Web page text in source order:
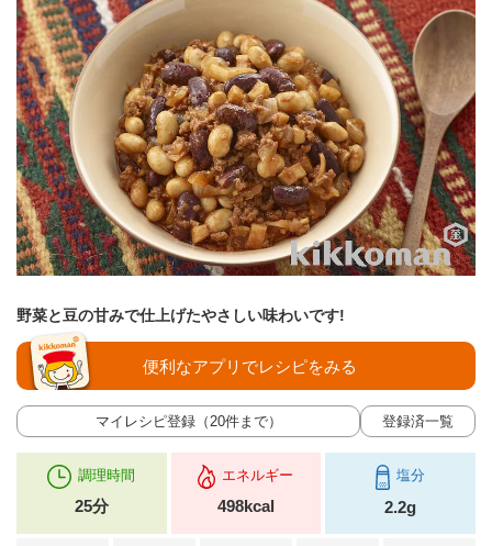
野菜と豆の甘みで仕上げたやさしい味わいです!
マイレシピ登録（20件まで） 登録済一覧
便利なアプリでレシピをみる
調理時間
25分
エネルギー
498kcal
塩分
2.2g